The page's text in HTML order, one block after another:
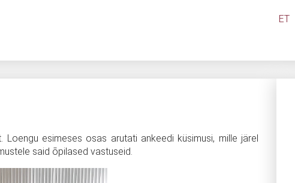
ET
esimeses osas arutati ankeedi küsimusi, mille järel
said õpilased vastuseid.